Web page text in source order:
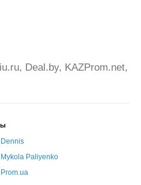
Deal.by, KAZProm.net,
Dennis
Mykola Paliyenko
Prom.ua